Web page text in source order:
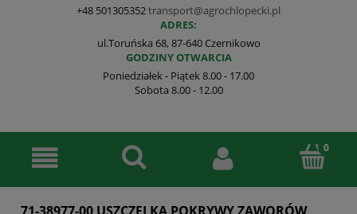
+48 501305352transport@agrochlopecki.pl
ADRES:
ul.Toruńska 68, 87-640 Czernikowo
GODZINY OTWARCIA
Poniedziałek - Piątek 8.00 - 17.00
Sobota 8.00 - 12.00